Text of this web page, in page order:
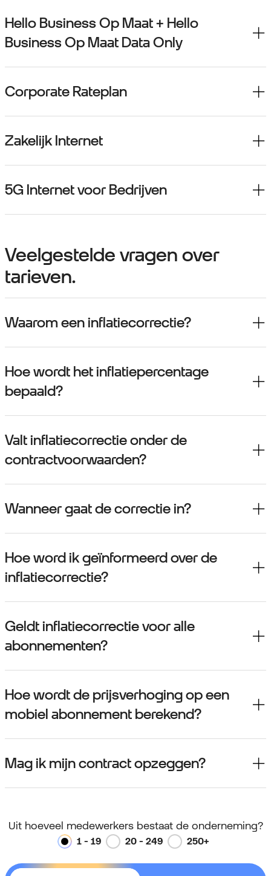
Hello Business Op Maat + Hello
Business Op Maat Data Only
Corporate Rateplan
Zakelijk Internet
5G Internet voor Bedrijven
Veelgestelde vragen over
tarieven.
Waarom een inflatiecorrectie?
Hoe wordt het inflatiepercentage
bepaald?
Valt inflatiecorrectie onder de
contractvoorwaarden?
Wanneer gaat de correctie in?
Hoe word ik geïnformeerd over de
inflatiecorrectie?
Geldt inflatiecorrectie voor alle
abonnementen?
Hoe wordt de prijsverhoging op een
mobiel abonnement berekend?
Mag ik mijn contract opzeggen?
Uit hoeveel medewerkers bestaat de onderneming?
1 - 19 20 - 249 250+